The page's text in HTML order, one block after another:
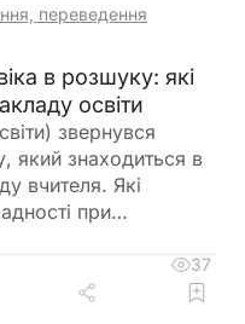
переведення
в розшуку: які
освіти
звернувся
який знаходиться в
вчителя. Які
при
37